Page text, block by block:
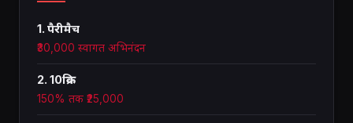
1. पैरीमैच
₹30,000 स्वागत अभिनंदन
2. 10क्रिक
150% तक ₹25,000